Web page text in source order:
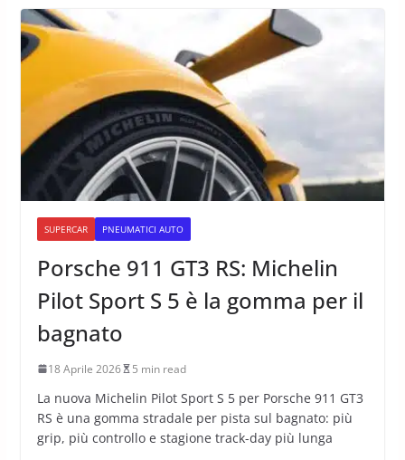
SUPERCAR PNEUMATICI AUTO
Porsche 911 GT3 RS: Michelin
Pilot Sport S 5 è la gomma per il
bagnato
18 Aprile 2026 5 min read
La nuova Michelin Pilot Sport S 5 per Porsche 911 GT3
RS è una gomma stradale per pista sul bagnato: più
grip, più controllo e stagione track-day più lunga